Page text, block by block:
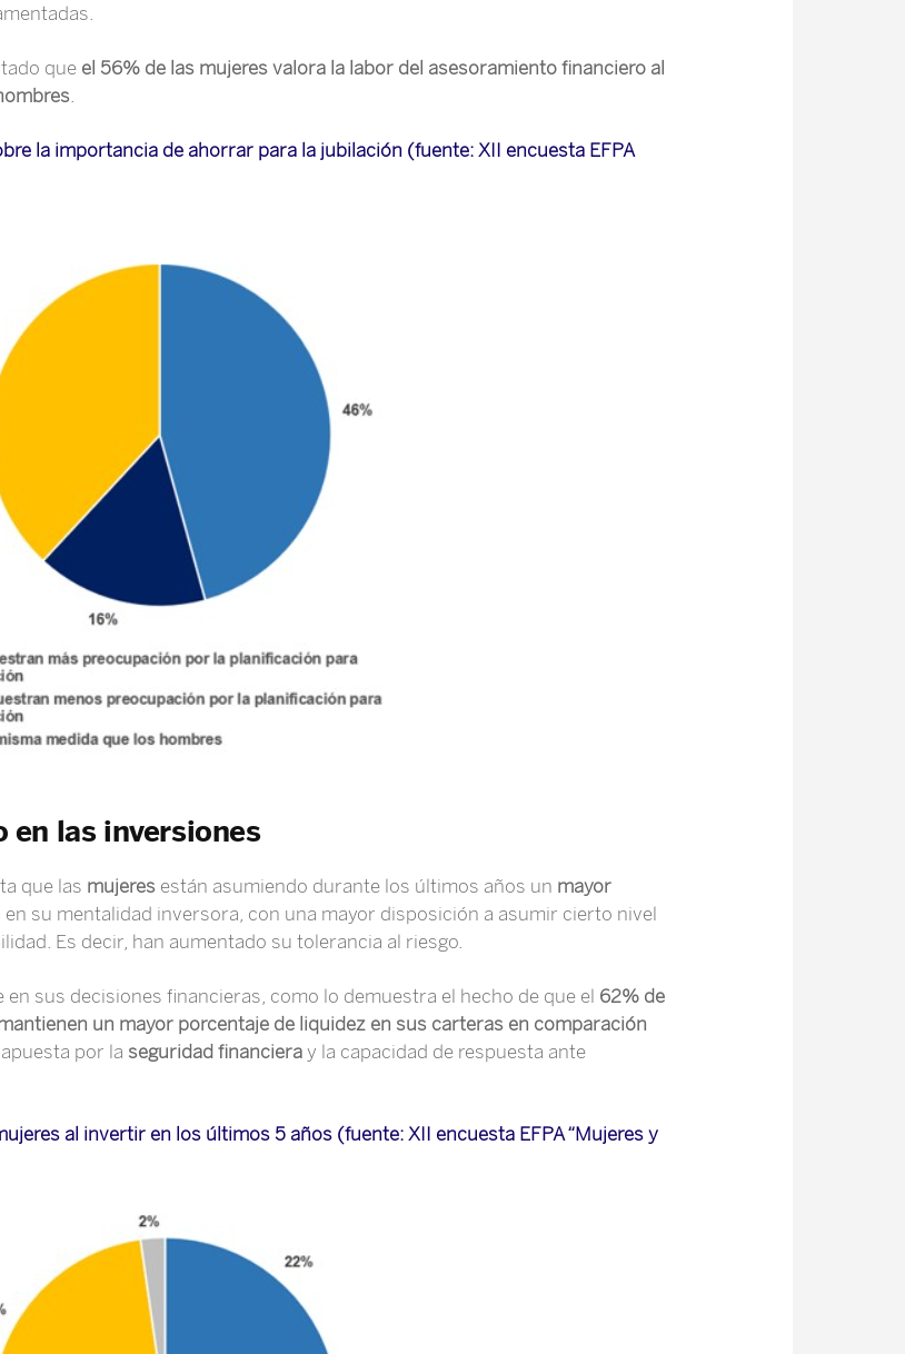
que el 56% de las mujeres valora la labor del asesoramiento financiero al
.
la importancia de ahorrar para la jubilación (fuente: XII encuesta EFPA
en las inversiones
que las mujeres están asumiendo durante los últimos años un mayor
en su mentalidad inversora, con una mayor disposición a asumir cierto nivel
Es decir, han aumentado su tolerancia al riesgo.
sus decisiones financieras, como lo demuestra el hecho de que el 62% de
un mayor porcentaje de liquidez en sus carteras en comparación
por la seguridad financieray la capacidad de respuesta ante
al invertir en los últimos 5 años (fuente: XII encuesta EFPA “Mujeres y